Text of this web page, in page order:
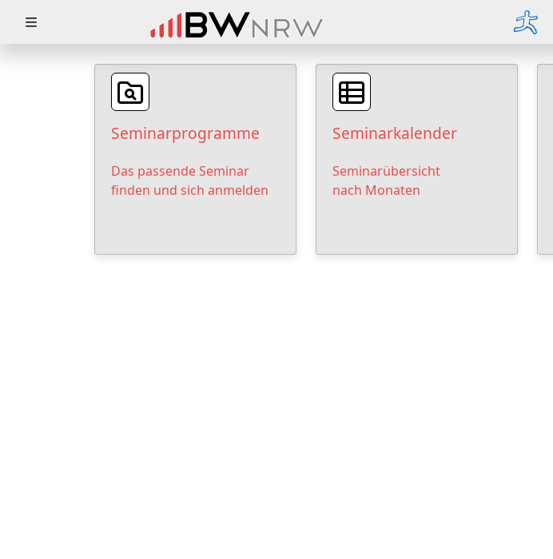
Seminarprogramme
Das passende Seminar
finden und sich anmelden
Seminarkalender
Seminarübersicht
nach Monaten